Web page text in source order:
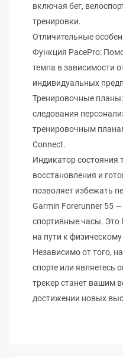
включая бег,
тренировки.
Отличительные
Функция PacePro:
темпа в зависимости
индивидуальных
Тренировочные
следования
тренировочным
Connect.
Индикатор состояния
восстановления и
позволяет избежать
Garmin Forerunner 55
спортивные часы.
на пути к
Независимо от того,
спорте или являетесь
трекер станет вашим
достижении новых